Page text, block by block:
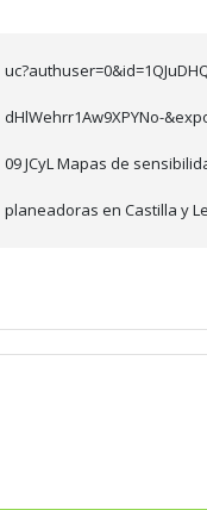
dHlWehrr1Aw9XPYNo-
09 JCyL Mapas de
planeadoras en Castilla y